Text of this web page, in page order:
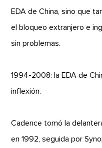
EDA de China, sino que
el bloqueo extranjero e
sin problemas.
1994-2008: la EDA de
inflexión.
Cadence tomó la
en 1992, seguida por